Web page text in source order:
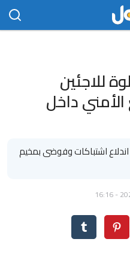
للاجئين
داخل
اشتباكات وفوضى بمخيم